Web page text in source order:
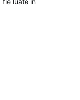
fie luate în